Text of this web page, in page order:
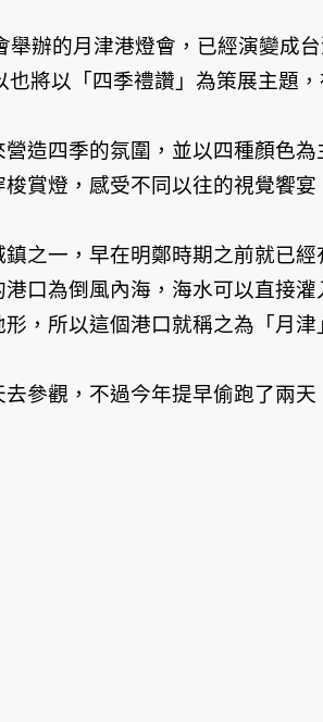
舉辦的月津港燈會，已經演變成
將以「四季禮讚」為策展主題
造四季的氛圍，並以四種顏色為
賞燈，感受不同以往的視覺饗宴
之一，早在明鄭時期之前就已
口為倒風內海，海水可以直接
，所以這個港口就稱之為「月津
參觀，不過今年提早偷跑了兩